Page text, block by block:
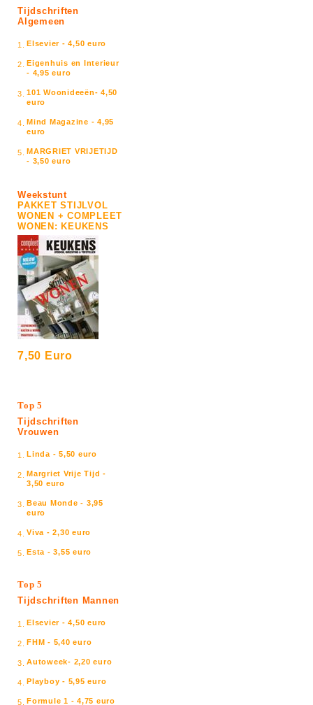
Tijdschriften
Algemeen
1. Elsevier - 4,50 euro
2. Eigenhuis en Interieur
- 4,95 euro
3. 101 Woonideeën- 4,50
euro
4. Mind Magazine - 4,95
euro
5. MARGRIET VRIJETIJD
- 3,50 euro
Weekstunt
PAKKET STIJLVOL
WONEN + COMPLEET
WONEN: KEUKENS
7,50 Euro
Top 5
Tijdschriften
Vrouwen
1. Linda - 5,50 euro
2. Margriet Vrije Tijd -
3,50 euro
3. Beau Monde - 3,95
euro
4. Viva - 2,30 euro
5. Esta - 3,55 euro
Top 5
Tijdschriften Mannen
1. Elsevier - 4,50 euro
2. FHM - 5,40 euro
3. Autoweek- 2,20 euro
4. Playboy - 5,95 euro
5. Formule 1 - 4,75 euro